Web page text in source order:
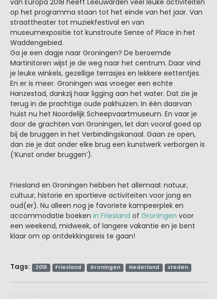
van Europa 2018 heeft Leeuwarden veel leuke activiteiten
op het programma staan tot het einde van het jaar. Van
straattheater tot muziekfestival en van
museumexpositie tot kunstroute Sense of Place in het
Waddengebied.
Ga je een dagje naar Groningen? De beroemde
Martinitoren wijst je de weg naar het centrum. Daar vind
je leuke winkels, gezellige terrasjes en lekkere eettentjes.
En er is meer. Groningen was vroeger een echte
Hanzestad, dankzij haar ligging aan het water. Dat zie je
terug in de prachtige oude pakhuizen. In één daarvan
huist nu het Noordelijk Scheepvaartmuseum. En vaar je
door de grachten van Groningen, let dan vooral goed op
bij de bruggen in het Verbindingskanaal. Gaan ze open,
dan zie je dat onder elke brug een kunstwerk verborgen is
(‘Kunst onder bruggen’).
Friesland en Groningen hebben het allemaal: natuur,
cultuur, historie en sportieve activiteiten voor jong en
oud(er). Nu alleen nog je favoriete kampeerplek en
accommodatie boeken in Friesland of Groningen voor
een weekend, midweek, of langere vakantie en je bent
klaar om op ontdekkingsreis te gaan!
Tags: 2018 Friesland Groningen Nederland steden